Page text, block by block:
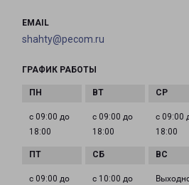
EMAIL
shahty@pecom.ru
ГРАФИК РАБОТЫ
с 09:00 до
18:00
с 09:00 до
18:00
с 09:00
18:00
с 09:00 до
с 10:00 до